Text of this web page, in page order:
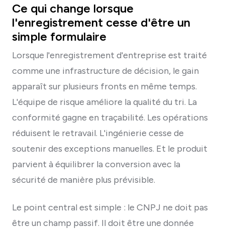
Ce qui change lorsque
l'enregistrement cesse d'être un
simple formulaire
Lorsque l'enregistrement d'entreprise est traité
comme une infrastructure de décision, le gain
apparaît sur plusieurs fronts en même temps.
L'équipe de risque améliore la qualité du tri. La
conformité gagne en traçabilité. Les opérations
réduisent le retravail. L'ingénierie cesse de
soutenir des exceptions manuelles. Et le produit
parvient à équilibrer la conversion avec la
sécurité de manière plus prévisible.
Le point central est simple : le CNPJ ne doit pas
être un champ passif. Il doit être une donnée